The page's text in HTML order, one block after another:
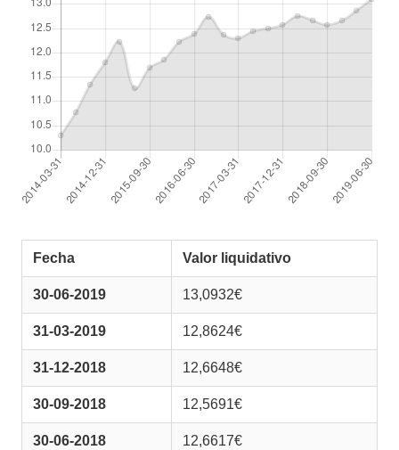
Fecha Valor liquidativo
30-06-2019 13,0932€
31-03-2019 12,8624€
31-12-2018 12,6648€
30-09-2018 12,5691€
30-06-2018 12,6617€